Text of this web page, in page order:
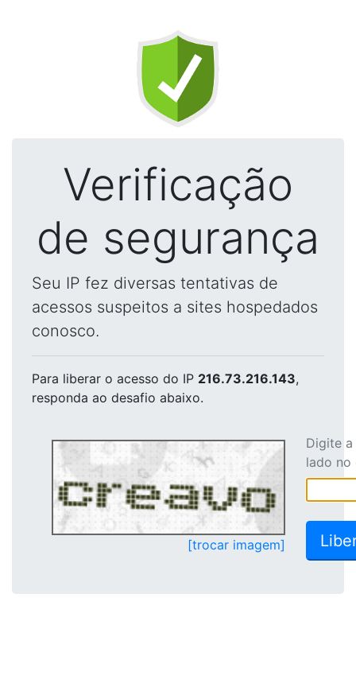
Verificação
de segurança
Seu IP fez diversas tentativas de
acessos suspeitos a sites hospedados
conosco.
Para liberar o acesso do IP 216.73.216.143,
responda ao desafio abaixo.
[trocar imagem]
Digite
lado no